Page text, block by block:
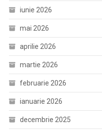
iunie 2026
mai 2026
aprilie 2026
martie 2026
februarie 2026
ianuarie 2026
decembrie 2025